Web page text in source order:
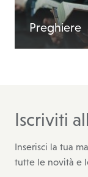
Preghiere
Iscriviti
Inserisci la tua
tutte le novità e